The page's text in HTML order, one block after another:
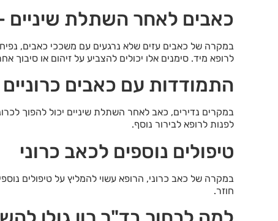
כאבים לאחר השתלת שיניים
במקרה של כאבים עזים שלא נרגעים עם משככי כאבים,
לרופא מיד. סימנים אלו יכולים להצביע על זיהום או סיבוך
התמודדות עם כאבים
במקרים נדירים, כאב לאחר השתלת שיניים יכול להפוך
לפנות לרופא לבירור נוסף.
טיפולים נוספים לכאב כרוני
במקרה של כאב כרוני, הרופא עשוי להמליץ על טיפולים
חוזר.